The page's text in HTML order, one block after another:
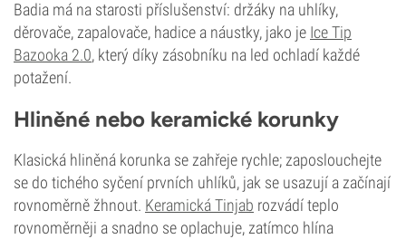
Badia má na starosti příslušenství: držáky na uhlíky,
děrovače, zapalovače, hadice a náustky, jako je Ice Tip
Bazooka 2.0, který díky zásobníku na led ochladí každé
potažení.
Hliněné nebo keramické korunky
Klasická hliněná korunka se zahřeje rychle; zaposlouchejte
se do tichého syčení prvních uhlíků, jak se usazují a začínají
rovnoměrně žhnout. Keramická Tinjab rozvádí teplo
rovnoměrněji a snadno se oplachuje, zatímco hlína